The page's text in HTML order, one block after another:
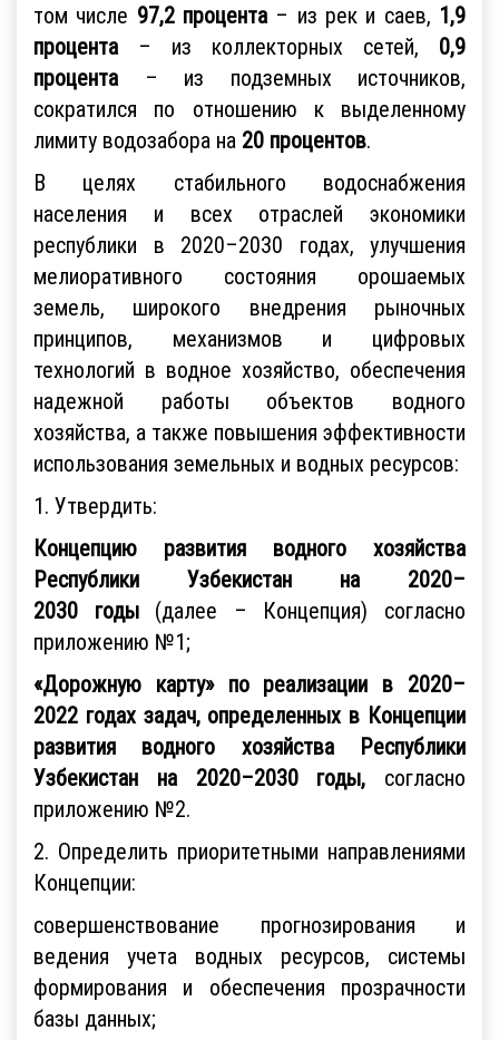
том числе 97,2 процента – из рек и саев, 1,9
процента– из коллекторных сетей, 0,9
процента – из подземных источников,
сократился по отношению к выделенному
лимиту водозабора на 20 процентов.
В целях стабильного водоснабжения
населения и всех отраслей экономики
республики в 2020–2030 годах, улучшения
мелиоративного состояния орошаемых
земель, широкого внедрения рыночных
принципов, механизмов и цифровых
технологий в водное хозяйство, обеспечения
надежной работы объектов водного
хозяйства, а также повышения эффективности
использования земельных и водных ресурсов:
1. Утвердить:
Концепцию развития водного хозяйства
Республики Узбекистан на 2020–
2030
годы(далее – Концепция) согласно
приложению №1;
«Дорожную карту» по реализации в 2020–
2022 годах задач, определенных в Концепции
развития водного хозяйства Республики
Узбекистан на 2020–2030 годы, согласно
приложению №2.
2. Определить приоритетными направлениями
Концепции:
совершенствование прогнозирования и
ведения учета водных ресурсов, системы
формирования и обеспечения прозрачности
базы данных;